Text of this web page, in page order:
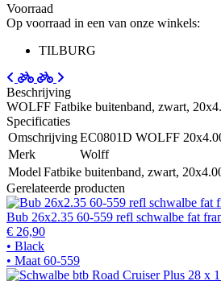
Voorraad
Op voorraad in een van onze winkels:
TILBURG
Beschrijving
WOLFF Fatbike buitenband, zwart,
Specificaties
OmschrijvingEC0801D WOLFF
Merk
Wolff
Model Fatbike buitenband, zwart,
Gerelateerde producten
Bub 26x2.35 60-559 refl schwalbe fat
€ 26,90
• Black
• Maat 60-559